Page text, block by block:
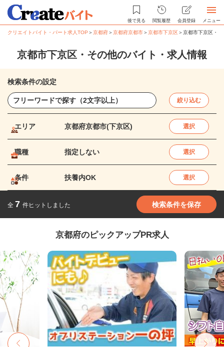
後で見る 閲覧履歴 会員登録 メニュー
クリエイトバイト・パート求人TOP ＞京都府＞京都府京都市＞京都市下京区＞京都市下京区・
京都市下京区・その他のバイト・求人情報
検索条件の設定
絞り込む
エリア 京都府京都市(下京区) 選択
職種 指定しない 選択
条件 扶養内OK 選択
全 7 件ヒットしました 検索条件を保存
京都府のピックアップPR求人